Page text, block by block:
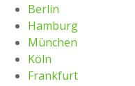
Berlin
Hamburg
München
Köln
Frankfurt